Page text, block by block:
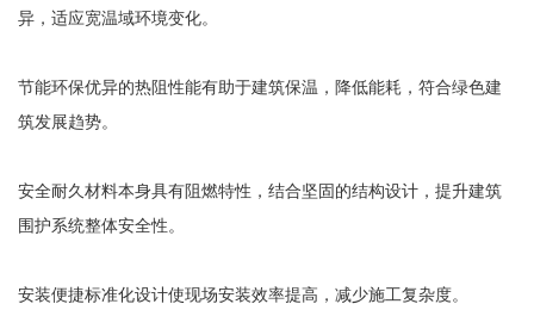
异，适应宽温域环境变化。
节能环保优异的热阻性能有助于建筑保温，降低能耗，符合绿色建
筑发展趋势。
安全耐久材料本身具有阻燃特性，结合坚固的结构设计，提升建筑
围护系统整体安全性。
安装便捷标准化设计使现场安装效率提高，减少施工复杂度。